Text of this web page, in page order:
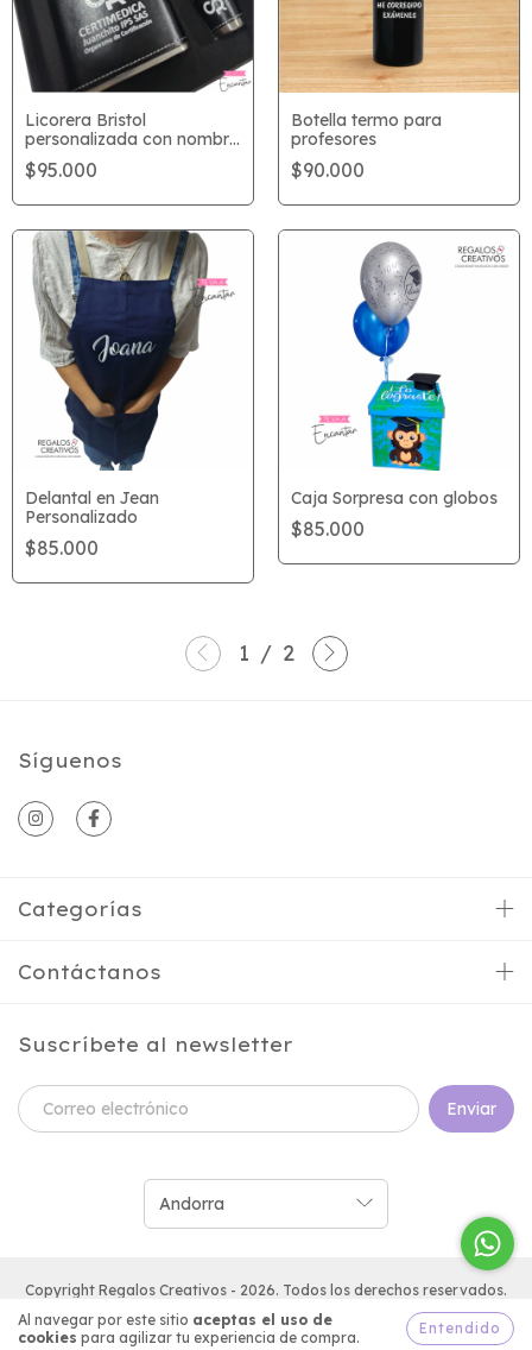
Al navegar por este sitio aceptas el uso de
cookies para agilizar tu experiencia de compra.
Entendido
Licorera Bristol
personalizada con nombre
o logo
$95.000
Botella termo para
profesores
$90.000
Delantal en Jean
Personalizado
$85.000
Caja Sorpresa con globos
$85.000
1 / 2
Síguenos
Categorías
Contáctanos
Suscríbete al newsletter
Copyright Regalos Creativos - 2026. Todos los derechos reservados.